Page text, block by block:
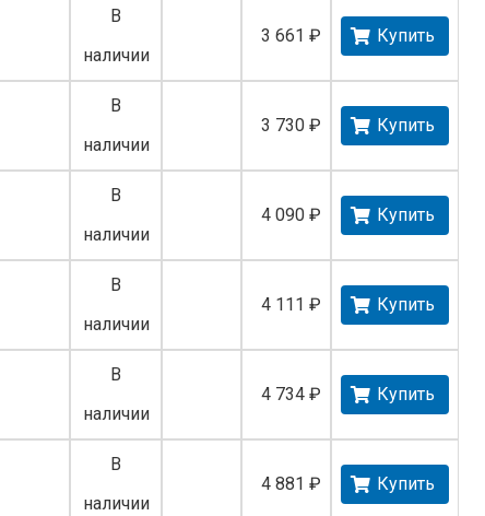
В
наличии
3 661 ₽ Купить
В
наличии
3 730 ₽ Купить
В
наличии
4 090 ₽ Купить
В
наличии
4 111 ₽ Купить
В
наличии
4 734 ₽ Купить
В
наличии
4 881 ₽ Купить